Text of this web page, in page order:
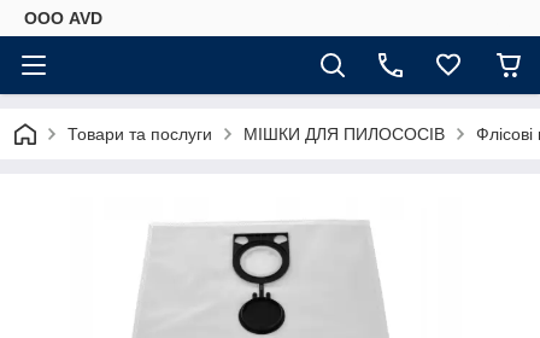
ООО AVD
Товари та послуги МІШКИ ДЛЯ ПИЛОСОСІВ